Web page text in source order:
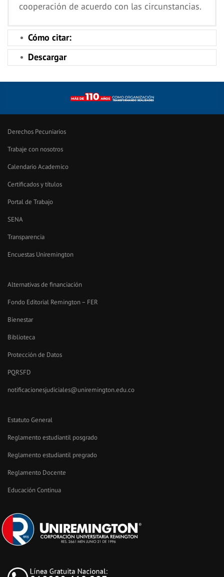
cooperación de acuerdo con las circunstancias.
Cómo citar:
Descargar
Derechos Pecuniarios
Trabaje con nosotros
Calendario Academico
Certificados y títulos
Portal de Trabajo
SENA
Transparencia
Encuestas Uniremington
Alternativas de financiación
Fondo Editorial Remington – FER
Bienestar
Biblioteca
Protección de Datos
PQRSFD
notificacionesjudiciales@uniremington.edu.co
Estatuto General
Reglamento estudiantil posgrado
Reglamento estudiantil pregrado
Reglamento Docente
Educación Continua